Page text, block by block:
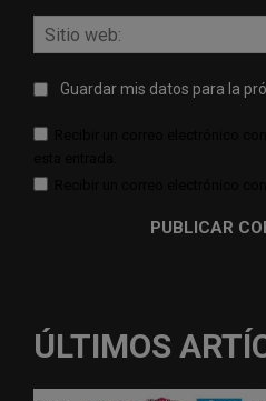
Guardar mis datos para la
ÚLTIMOS